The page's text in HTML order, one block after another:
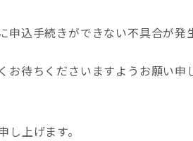
込手続きができない不具合が発
待ちくださいますようお願い申
上げます。